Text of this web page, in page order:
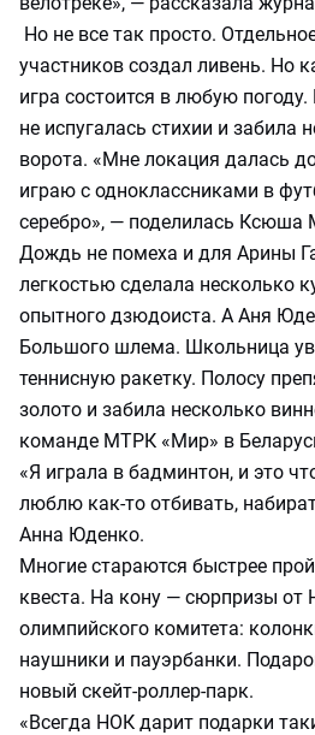
Но не все так просто.
участников создал ливень. Но
игра состоится в любую
не испугалась стихии и забила
ворота. «Мне локация далась
играю с одноклассниками в
серебро», — поделилась Ксюша
Дождь не помеха и для Арины
легкостью сделала несколько
опытного дзюдоиста. А Аня
Большого шлема. Школьница
теннисную ракетку. Полосу
золото и забила несколько
команде МТРК «Мир» в
«Я играла в бадминтон, и это
люблю как-то отбивать,
Анна Юденко.
Многие стараются быстрее
квеста. На кону — сюрпризы от
олимпийского комитета:
наушники и пауэрбанки.
новый скейт-роллер-парк.
«Всегда НОК дарит подарки